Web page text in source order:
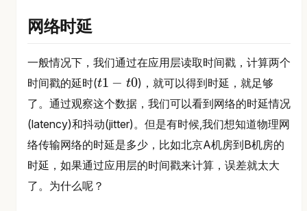
网络时延
一般情况下，我们通过在应用层读取时间戳，计算两个
时间戳的延时(t1 − t0
t1− 0
)，就可以得到时延，就足够
了。通过观察这个数据，我们可以看到网络的时延情况
(latency)和抖动(jitter)。但是有时候,我们想知道物理网
络传输网络的时延是多少，比如北京A机房到B机房的
时延，如果通过应用层的时间戳来计算，误差就太大
了。为什么呢？